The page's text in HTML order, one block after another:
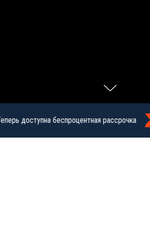
доступна беспроцентная рассрочка